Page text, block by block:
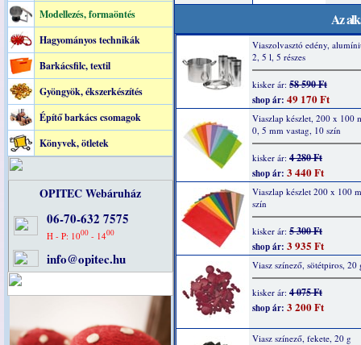
Modellezés, formaöntés
Hagyományos technikák
Barkácsfilc, textil
Gyöngyök, ékszerkészítés
Építő barkács csomagok
Könyvek, ötletek
OPITEC Webáruház
06-70-632 7575
H - P: 1000- 1400
info@opitec.hu
Az
Viaszolvasztó edény,
2, 5 l, 5 részes
kisker ár: 58 590 Ft
shop ár: 49 170 Ft
Viaszlap készlet, 200 x 100
0, 5 mm vastag, 10 szín
kisker ár: 4 280 Ft
shop ár: 3 440 Ft
Viaszlap készlet 200 x 100
szín
kisker ár: 5 300 Ft
shop ár: 3 935 Ft
Viasz színező, sötétpiros, 20
kisker ár: 4 075 Ft
shop ár: 3 200 Ft
Viasz színező, fekete, 20 g